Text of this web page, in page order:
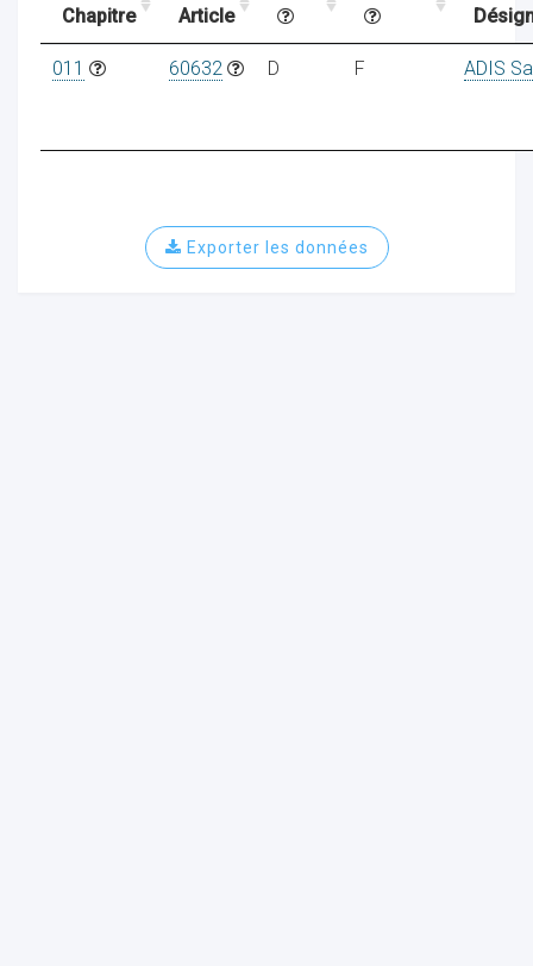
Chapitre Article
011 60632 D F ADIS
Exporter les données